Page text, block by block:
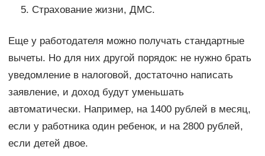
Страхование жизни, ДМС.
Еще у работодателя можно получать стандартные
вычеты. Но для них другой порядок: не нужно брать
уведомление в налоговой, достаточно написать
заявление, и доход будут уменьшать
автоматически. Например, на 1400 рублей в месяц,
если у работника один ребенок, и на 2800 рублей,
если детей двое.